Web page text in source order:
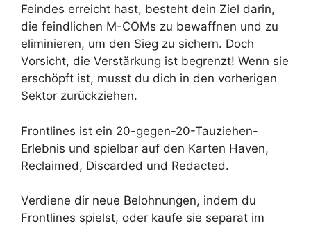
Feindes erreicht hast, besteht dein Ziel darin,
die feindlichen M-COMs zu bewaffnen und zu
eliminieren, um den Sieg zu sichern. Doch
Vorsicht, die Verstärkung ist begrenzt! Wenn sie
erschöpft ist, musst du dich in den vorherigen
Sektor zurückziehen.
Frontlines ist ein 20-gegen-20-Tauziehen-
Erlebnis und spielbar auf den Karten Haven,
Reclaimed, Discarded und Redacted.
Verdiene dir neue Belohnungen, indem du
Frontlines spielst, oder kaufe sie separat im